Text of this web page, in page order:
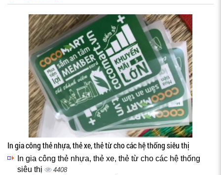
In gia công thẻ nhựa, thẻ xe, thẻ từ cho các hệ thống siêu thị
In gia công thẻ nhựa, thẻ xe, thẻ từ cho các hệ thống
siêu thị
4408